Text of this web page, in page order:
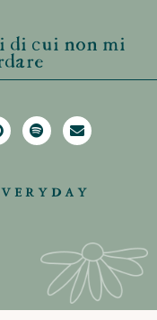
di cui non mi